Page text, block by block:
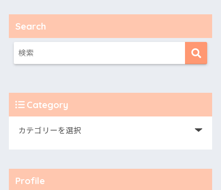
Search
Category
Profile